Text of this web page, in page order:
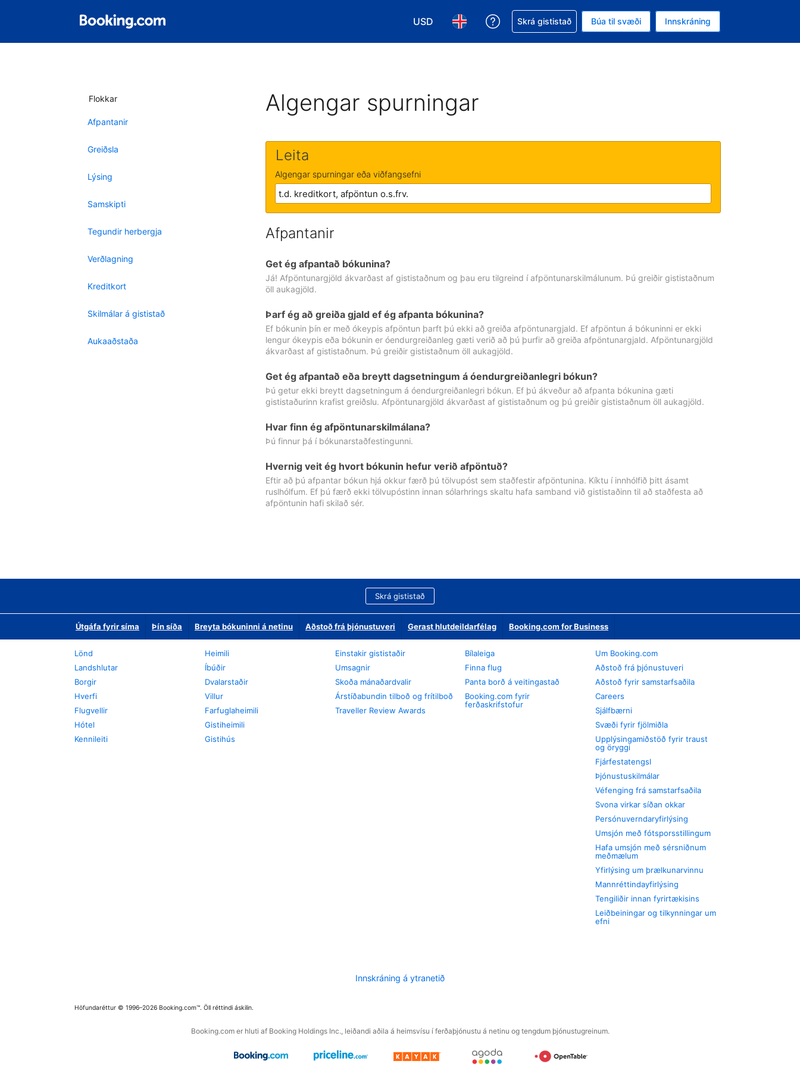
USD
Veldu gjaldmiðil. Í augnablikinu er gjaldmiðillinn Bandaríkjadalur
Veldu þitt tungumál. Í augnablikinu er tungumál þitt Íslensku
Fá aðstoð við bókunina
Skrá gististað Búa til svæði Innskráning
Flokkar
Afpantanir
Greiðsla
Lýsing
Samskipti
Tegundir herbergja
Verðlagning
Kreditkort
Skilmálar á gististað
Aukaaðstaða
Algengar spurningar
Leita
Algengar spurningar eða viðfangsefni
Afpantanir
Get ég afpantað bókunina?
Já! Afpöntunargjöld ákvarðast af gististaðnum og þau eru tilgreind í afpöntunarskilmálunum. Þú greiðir gististaðnum
öll aukagjöld.
Þarf ég að greiða gjald ef ég afpanta bókunina?
Ef bókunin þín er með ókeypis afpöntun þarft þú ekki að greiða afpöntunargjald. Ef afpöntun á bókuninni er ekki
lengur ókeypis eða bókunin er óendurgreiðanleg gæti verið að þú þurfir að greiða afpöntunargjald. Afpöntunargjöld
ákvarðast af gististaðnum. Þú greiðir gististaðnum öll aukagjöld.
Get ég afpantað eða breytt dagsetningum á óendurgreiðanlegri bókun?
Þú getur ekki breytt dagsetningum á óendurgreiðanlegri bókun. Ef þú ákveður að afpanta bókunina gæti
gististaðurinn krafist greiðslu. Afpöntunargjöld ákvarðast af gististaðnum og þú greiðir gististaðnum öll aukagjöld.
Hvar finn ég afpöntunarskilmálana?
Þú finnur þá í bókunarstaðfestingunni.
Hvernig veit ég hvort bókunin hefur verið afpöntuð?
Eftir að þú afpantar bókun hjá okkur færð þú tölvupóst sem staðfestir afpöntunina. Kíktu í innhólfið þitt ásamt
ruslhólfum. Ef þú færð ekki tölvupóstinn innan sólarhrings skaltu hafa samband við gististaðinn til að staðfesta að
afpöntunin hafi skilað sér.
Skrá gististað
Útgáfa fyrir síma Þín síða Breyta bókuninni á netinu Aðstoð frá þjónustuveri Gerast hlutdeildarfélag Booking.com for Business
Lönd
Landshlutar
Borgir
Hverfi
Flugvellir
Hótel
Kennileiti
Heimili
Íbúðir
Dvalarstaðir
Villur
Farfuglaheimili
Gistiheimili
Gistihús
Einstakir gististaðir
Umsagnir
Skoða mánaðardvalir
Árstíðabundin tilboð og frítilboð
Traveller Review Awards
Bílaleiga
Finna flug
Panta borð á veitingastað
Booking.com fyrir
ferðaskrifstofur
Um Booking.com
Aðstoð frá þjónustuveri
Aðstoð fyrir samstarfsaðila
Careers
Sjálfbærni
Svæði fyrir fjölmiðla
Upplýsingamiðstöð fyrir traust
og öryggi
Fjárfestatengsl
Þjónustuskilmálar
Véfenging frá samstarfsaðila
Svona virkar síðan okkar
Persónuverndaryfirlýsing
Umsjón með fótsporsstillingum
Hafa umsjón með sérsniðnum
meðmælum
Yfirlýsing um þrælkunarvinnu
Mannréttindayfirlýsing
Tengiliðir innan fyrirtækisins
Leiðbeiningar og tilkynningar um
efni
Innskráning á ytranetið
Höfundaréttur © 1996–2026 Booking.com™. Öll réttindi áskilin.
Booking.com er hluti af Booking Holdings Inc., leiðandi aðila á heimsvísu í ferðaþjónustu á netinu og tengdum þjónustugreinum.